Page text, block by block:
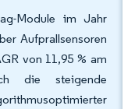
Module im Jahr
Aufprallsensoren
von 11,95 % am
die steigende